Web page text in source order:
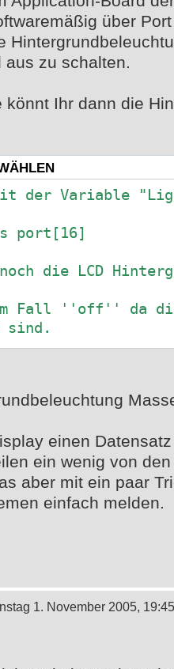
über
zu schalten.
könnt Ihr dann die
der Variable
port[16]
die LCD
Fall ''off'' da
sind.
einen
ein wenig von
aber mit ein paar
einfach melden.
1. November 2005, 19:45